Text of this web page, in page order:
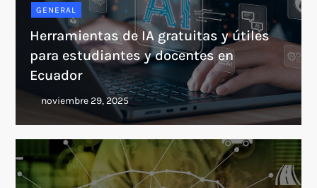
GENERAL
Herramientas de IA gratuitas y útiles
para estudiantes y docentes en
Ecuador